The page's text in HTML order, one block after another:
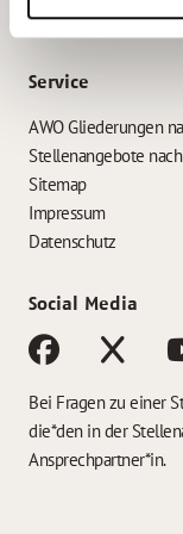
Bewerbung als
Service
AWO Gliederungen
Stellenangebote
Sitemap
Impressum
Datenschutz
Social Media
Bei Fragen zu einer
die*den in der
Ansprechpartner*in.